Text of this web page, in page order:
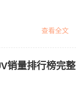
查看全文
销量排行榜完整